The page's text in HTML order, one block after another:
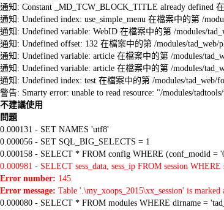
通知: Constant _MD_TCW_BLOCK_TITLE already defined
通知: Undefined index: use_simple_menu 在檔案中的第 /
通知: Undefined variable: WebID 在檔案中的第 /modules/
通知: Undefined offset: 132 在檔案中的第 /modules/tad_web/
通知: Undefined variable: article 在檔案中的第 /modules/
通知: Undefined variable: article 在檔案中的第 /modules/
通知: Undefined index: test 在檔案中的第 /modules/tad_web/
警告: Smarty error: unable to read resource: "/modules/
不建議使用
問題
0.000131 - SET NAMES 'utf8'
0.000056 - SET SQL_BIG_SELECTS = 1
0.000158 - SELECT * FROM config WHERE (conf_modid =
0.000981 - SELECT sess_data, sess_ip FROM session
Error number: 145
Error message: Table '.\my_xoops_2015\xx_session' is marked
0.000080 - SELECT * FROM modules WHERE dirname =